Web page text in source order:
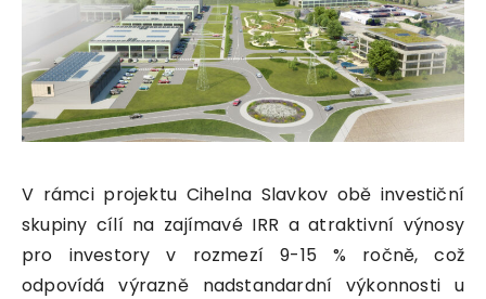
V rámci projektu Cihelna Slavkov obě investiční
skupiny cílí na zajímavé IRR a atraktivní výnosy
pro investory v rozmezí 9-15 % ročně, což
odpovídá výrazně nadstandardní výkonnosti u